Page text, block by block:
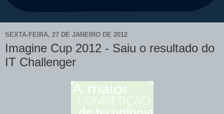
SEXTA-FEIRA, 27 DE JANEIRO DE 2012
Imagine Cup 2012 - Saiu o resultado do
IT Challenger